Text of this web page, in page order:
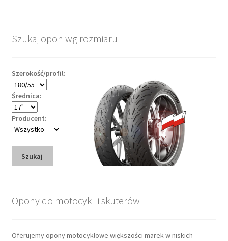
Szukaj opon wg rozmiaru
Szerokość/profil:
Średnica:
Producent:
Szukaj
Opony do motocykli i skuterów
Oferujemy opony motocyklowe większości marek w niskich